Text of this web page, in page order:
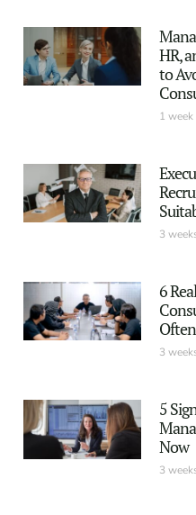
HR,
to
1 week
3
6
3
5
Now
3